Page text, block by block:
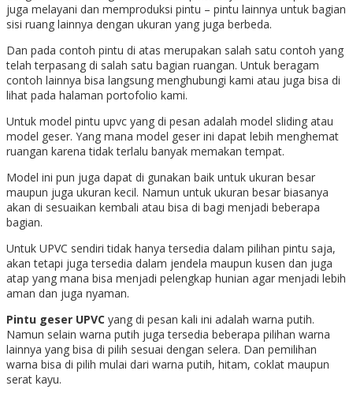
juga melayani dan memproduksi pintu – pintu lainnya untuk bagian
sisi ruang lainnya dengan ukuran yang juga berbeda.
Dan pada contoh pintu di atas merupakan salah satu contoh yang
telah terpasang di salah satu bagian ruangan. Untuk beragam
contoh lainnya bisa langsung menghubungi kami atau juga bisa di
lihat pada halaman portofolio kami.
Untuk model pintu upvc yang di pesan adalah model sliding atau
model geser. Yang mana model geser ini dapat lebih menghemat
ruangan karena tidak terlalu banyak memakan tempat.
Model ini pun juga dapat di gunakan baik untuk ukuran besar
maupun juga ukuran kecil. Namun untuk ukuran besar biasanya
akan di sesuaikan kembali atau bisa di bagi menjadi beberapa
bagian.
Untuk UPVC sendiri tidak hanya tersedia dalam pilihan pintu saja,
akan tetapi juga tersedia dalam jendela maupun kusen dan juga
atap yang mana bisa menjadi pelengkap hunian agar menjadi lebih
aman dan juga nyaman.
Pintu geser UPVC yang di pesan kali ini adalah warna putih.
Namun selain warna putih juga tersedia beberapa pilihan warna
lainnya yang bisa di pilih sesuai dengan selera. Dan pemilihan
warna bisa di pilih mulai dari warna putih, hitam, coklat maupun
serat kayu.